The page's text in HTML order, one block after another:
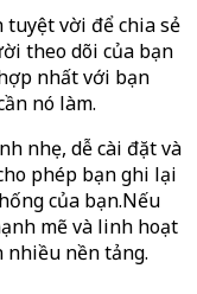
tuyệt vời để chia sẻ
theo dõi của bạn
nhất với bạn
nó làm.
nhẹ, dễ cài đặt và
phép bạn ghi lại
của bạn.Nếu
mẽ và linh hoạt
nhiều nền tảng.